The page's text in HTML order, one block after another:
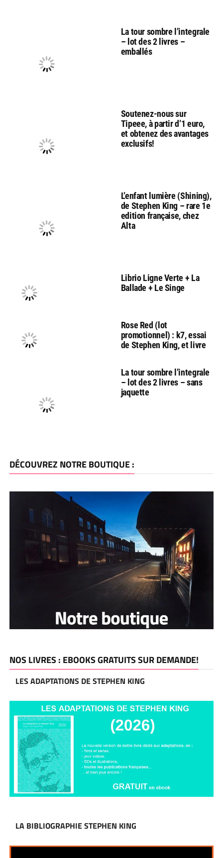
La tour sombre l’integrale
– lot des 2 livres –
emballés
Soutenez-nous sur
Tipeee, à partir d’1 euro,
et obtenez des avantages
exclusifs!
L’enfant lumière (Shining),
de Stephen King – rare 1e
edition française, chez
Alta
Librio Ligne Verte + La
Ballade + Le Singe
Rose Red (lot
promotionnel) : k7, essai
de Stephen King, et livre
La tour sombre l’integrale
– lot des 2 livres – sans
jaquette
DÉCOUVREZ NOTRE BOUTIQUE :
NOS LIVRES : EBOOKS GRATUITS SUR DEMANDE!
LES ADAPTATIONS DE STEPHEN KING
LA BIBLIOGRAPHIE STEPHEN KING